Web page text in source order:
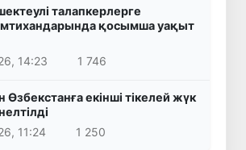
талапкерлерге
қосымша уақыт
14:23
1 746
Өзбекстанға екінші тікелей жүк
11:24
1 250